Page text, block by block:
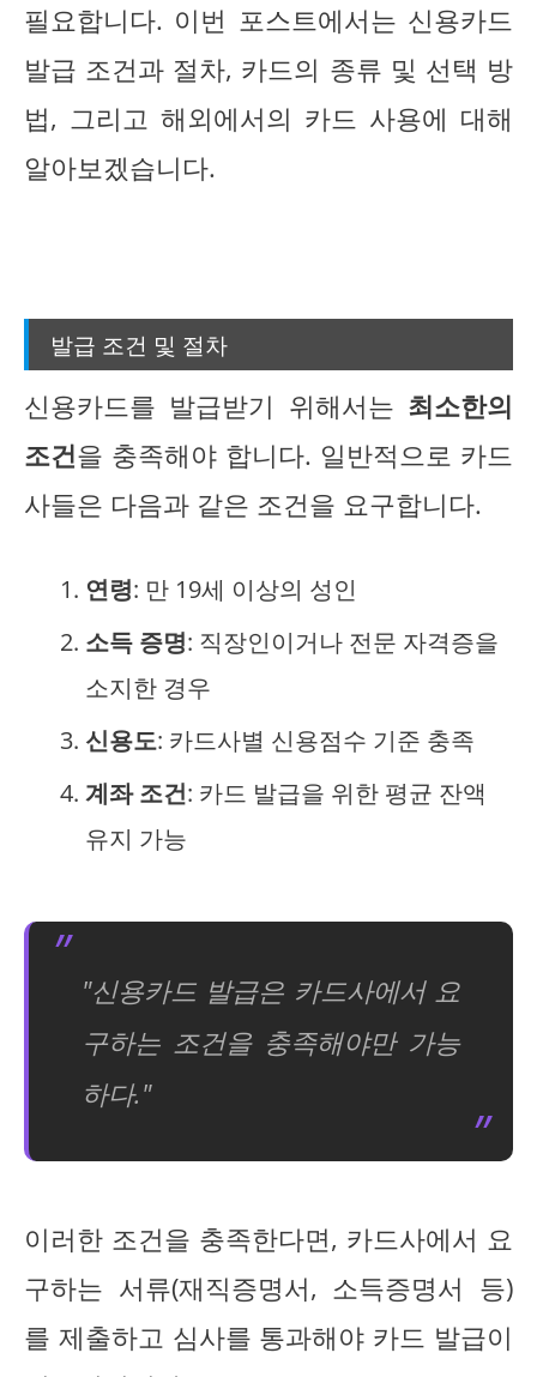
필요합니다. 이번 포스트에서는 신용카드
발급 조건과 절차, 카드의 종류 및 선택 방
법, 그리고 해외에서의 카드 사용에 대해
알아보겠습니다.
발급 조건 및 절차
신용카드를 발급받기 위해서는 최소한의
조건을 충족해야 합니다. 일반적으로 카드
사들은 다음과 같은 조건을 요구합니다.
연령: 만 19세 이상의 성인
소득 증명: 직장인이거나 전문 자격증을
소지한 경우
신용도: 카드사별 신용점수 기준 충족
계좌 조건: 카드 발급을 위한 평균 잔액
유지 가능
"신용카드 발급은 카드사에서 요
구하는 조건을 충족해야만 가능
하다."
이러한 조건을 충족한다면, 카드사에서 요
구하는 서류(재직증명서, 소득증명서 등)
를 제출하고 심사를 통과해야 카드 발급이